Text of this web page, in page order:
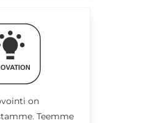
on
Teemme